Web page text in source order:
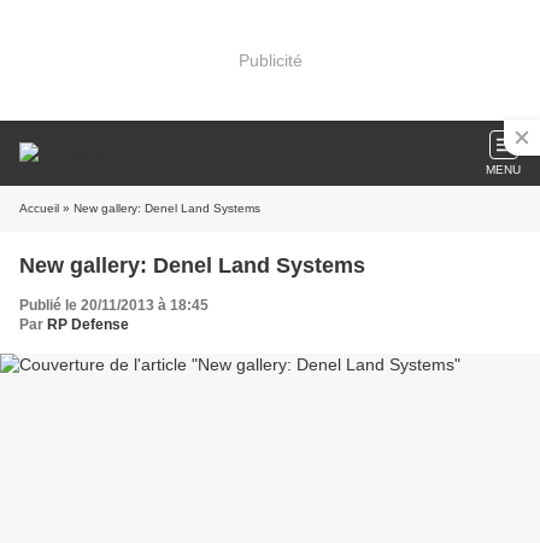
Publicité
MENU
Accueil » New gallery: Denel Land Systems
New gallery: Denel Land Systems
Publié le 20/11/2013 à 18:45
Par RP Defense